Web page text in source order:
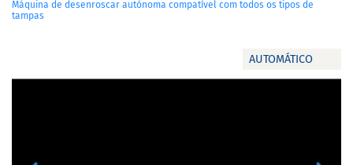
AUTOMÁTICO
Máquina de desenroscar autónoma compatível com todos os tipos de
tampas